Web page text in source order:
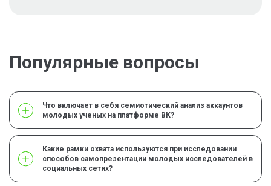
Популярные вопросы
Что включает в себя семиотический анализ аккаунтов
молодых ученых на платформе ВК?
Какие рамки охвата используются при исследовании
способов самопрезентации молодых исследователей в
социальных сетях?